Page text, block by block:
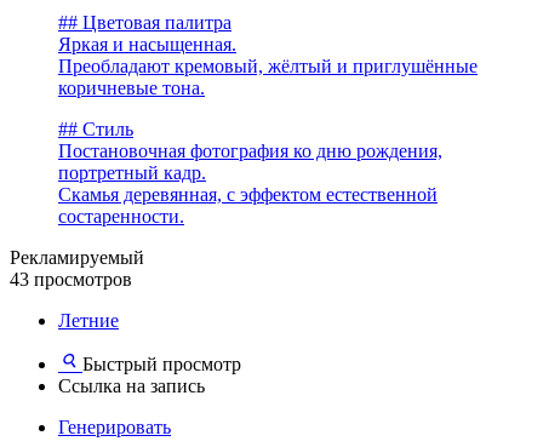
## Цветовая палитра
Яркая и насыщенная.
Преобладают кремовый, жёлтый и приглушённые
коричневые тона.
## Стиль
Постановочная фотография ко дню рождения,
портретный кадр.
Скамья деревянная, с эффектом естественной
состаренности.
Рекламируемый
43 просмотров
Летние
Быстрый просмотр
Ссылка на запись
Генерировать